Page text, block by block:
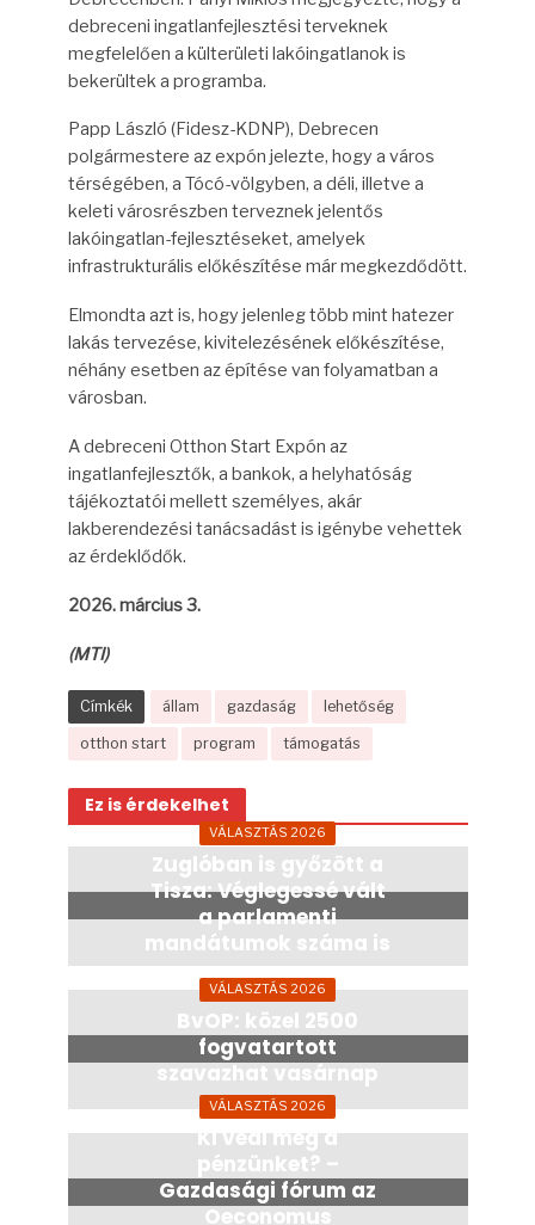
debreceni ingatlanfejlesztési terveknek
megfelelően a külterületi lakóingatlanok is
bekerültek a programba.
Papp László (Fidesz-KDNP), Debrecen
polgármestere az expón jelezte, hogy a város
térségében, a Tócó-völgyben, a déli, illetve a
keleti városrészben terveznek jelentős
lakóingatlan-fejlesztéseket, amelyek
infrastrukturális előkészítése már megkezdődött.
Elmondta azt is, hogy jelenleg több mint hatezer
lakás tervezése, kivitelezésének előkészítése,
néhány esetben az építése van folyamatban a
városban.
A debreceni Otthon Start Expón az
ingatlanfejlesztők, a bankok, a helyhatóság
tájékoztatói mellett személyes, akár
lakberendezési tanácsadást is igénybe vehettek
az érdeklődők.
2026. március 3.
(MTI)
Címkék állam gazdaság lehetőség
otthon start program támogatás
Ez is érdekelhet
VÁLASZTÁS 2026
Zuglóban is győzött a
Tisza: Véglegessé vált
a parlamenti
mandátumok száma is
VÁLASZTÁS 2026
BvOP: közel 2500
fogvatartott
szavazhat vasárnap
4 hónap
VÁLASZTÁS 2026
Ki védi meg a
pénzünket? –
Gazdasági fórum az
Oeconomus